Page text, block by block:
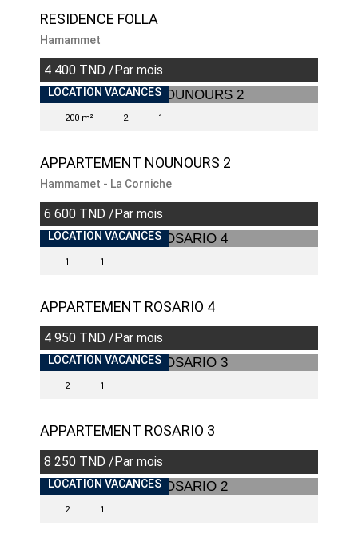
RESIDENCE FOLLA
Hamammet
4 400 TND /Par mois
INDISPONIBLE
LOCATION VACANCES
200 m² 2 1
APPARTEMENT NOUNOURS 2
Hammamet - La Corniche
6 600 TND /Par mois
LOCATION VACANCES
1 1
APPARTEMENT ROSARIO 4
4 950 TND /Par mois
LOCATION VACANCES
2 1
APPARTEMENT ROSARIO 3
8 250 TND /Par mois
LOCATION VACANCES
2 1